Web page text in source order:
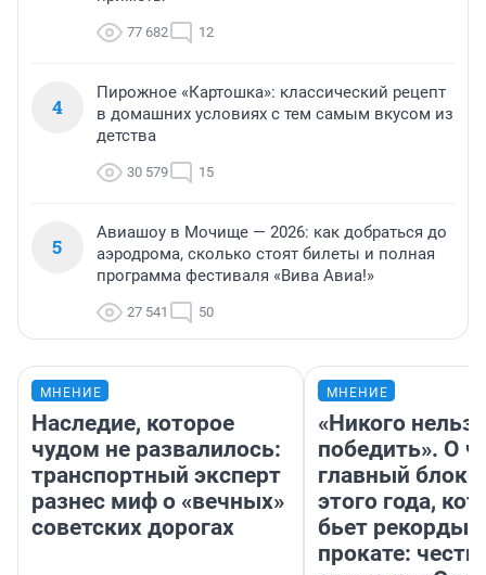
77 682 12
4
Пирожное «Картошка»: классический рецепт
в домашних условиях с тем самым вкусом из
детства
30 579 15
5
Авиашоу в Мочище — 2026: как добраться до
аэродрома, сколько стоят билеты и полная
программа фестиваля «Вива Авиа!»
27 541 50
МНЕНИЕ
Наследие, которое
чудом не развалилось:
транспортный эксперт
разнес миф о «вечных»
советских дорогах
МНЕНИЕ
«Никого нельзя
победить». О
главный
этого года,
бьет рекорды в
прокате: